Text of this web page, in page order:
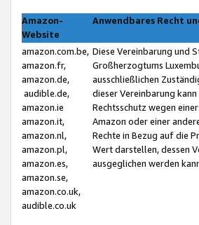
Amazon-
Website
Anwendbares Recht
amazon.com.be,
amazon.fr,
amazon.de,
audible.de,
amazon.ie
amazon.it,
amazon.nl,
amazon.pl,
amazon.es,
amazon.se,
amazon.co.uk,
audible.co.uk
Diese Vereinbarung und
Großherzogtums
ausschließlichen
dieser Vereinbarung
Rechtsschutz wegen
Amazon oder einer
Rechte in Bezug auf die
Wert darstellen, dessen
ausgeglichen werden